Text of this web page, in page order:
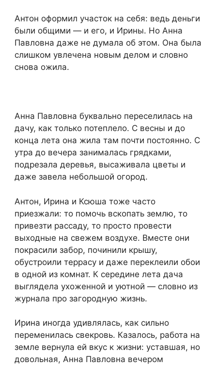
Антон оформил участок на себя: ведь деньги
были общими — и его, и Ирины. Но Анна
Павловна даже не думала об этом. Она была
слишком увлечена новым делом и словно
снова ожила.
Анна Павловна буквально переселилась на
дачу, как только потеплело. С весны и до
конца лета она жила там почти постоянно. С
утра до вечера занималась грядками,
подрезала деревья, высаживала цветы и
даже завела небольшой огород.
Антон, Ирина и Ксюша тоже часто
приезжали: то помочь вскопать землю, то
привезти рассаду, то просто провести
выходные на свежем воздухе. Вместе они
покрасили забор, починили крышу,
обустроили террасу и даже переклеили обои
в одной из комнат. К середине лета дача
выглядела ухоженной и уютной — словно из
журнала про загородную жизнь.
Ирина иногда удивлялась, как сильно
переменилась свекровь. Казалось, работа на
земле вернула ей вкус к жизни: уставшая, но
довольная, Анна Павловна вечером